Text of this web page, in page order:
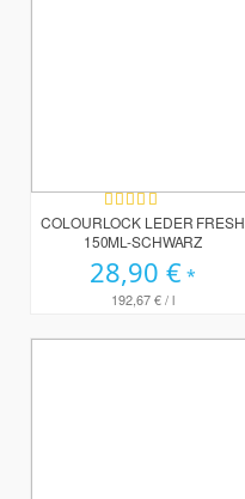
Bewertung:
100%
COLOURLOCK LEDER FRESH
150ML-SCHWARZ
28,90 €
192,67 €/ l